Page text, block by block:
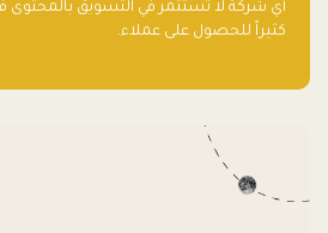
أي شركة لا تستثمر في التسويق
كثيراً للحصول على عملاء.